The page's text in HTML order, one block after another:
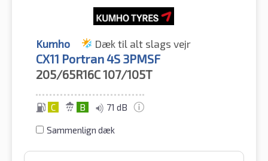
Kumho Dæk til alt slags vejr
CX11 Portran 4S 3PMSF
205/65R16C107/105T
C B 71 dB
Sammenlign dæk